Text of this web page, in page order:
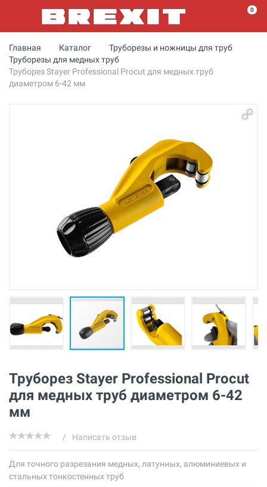
0
Главная Каталог
Труборезы и ножницы для труб
Труборезы для медных труб
Труборез Stayer Professional Procut для медных труб
диаметром 6-42 мм
Труборез Stayer Professional Procut
для медных труб диаметром 6-42
мм
/ Написать отзыв
Для точного разрезания медных, латунных, алюминиевых и
стальных тонкостенных труб